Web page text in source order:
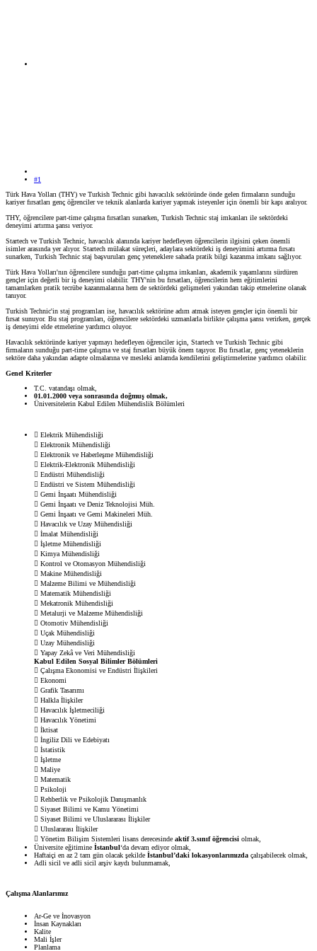
#1
Türk Hava Yolları (THY) ve Turkish Technic gibi havacılık sektöründe önde gelen firmaların sunduğu
kariyer fırsatları genç öğrenciler ve teknik alanlarda kariyer yapmak isteyenler için önemli bir kapı aralıyor.
THY, öğrencilere part-time çalışma fırsatları sunarken, Turkish Technic staj imkanları ile sektördeki
deneyimi artırma şansı veriyor.
Startech ve Turkish Technic, havacılık alanında kariyer hedefleyen öğrencilerin ilgisini çeken önemli
isimler arasında yer alıyor. Startech mülakat süreçleri, adaylara sektördeki iş deneyimini artırma fırsatı
sunarken, Turkish Technic staj başvuruları genç yeteneklere sahada pratik bilgi kazanma imkanı sağlıyor.
Türk Hava Yolları'nın öğrencilere sunduğu part-time çalışma imkanları, akademik yaşamlarını sürdüren
gençler için değerli bir iş deneyimi olabilir. THY'nin bu fırsatları, öğrencilerin hem eğitimlerini
tamamlarken pratik tecrübe kazanmalarına hem de sektördeki gelişmeleri yakından takip etmelerine olanak
tanıyor.
Turkish Technic'in staj programları ise, havacılık sektörüne adım atmak isteyen gençler için önemli bir
fırsat sunuyor. Bu staj programları, öğrencilere sektördeki uzmanlarla birlikte çalışma şansı verirken, gerçek
iş deneyimi elde etmelerine yardımcı oluyor.
Havacılık sektöründe kariyer yapmayı hedefleyen öğrenciler için, Startech ve Turkish Technic gibi
firmaların sunduğu part-time çalışma ve staj fırsatları büyük önem taşıyor. Bu fırsatlar, genç yeteneklerin
sektöre daha yakından adapte olmalarına ve mesleki anlamda kendilerini geliştirmelerine yardımcı olabilir.
Genel Kriterler
T.C. vatandaşı olmak,
01.01.2000 veya sonrasında doğmuş olmak,
Üniversitelerin Kabul Edilen Mühendislik Bölümleri
 Elektrik Mühendisliği
 Elektronik Mühendisliği
 Elektronik ve Haberleşme Mühendisliği
 Elektrik-Elektronik Mühendisliği
 Endüstri Mühendisliği
 Endüstri ve Sistem Mühendisliği
 Gemi İnşaatı Mühendisliği
 Gemi İnşaatı ve Deniz Teknolojisi Müh.
 Gemi İnşaatı ve Gemi Makineleri Müh.
 Havacılık ve Uzay Mühendisliği
 İmalat Mühendisliği
 İşletme Mühendisliği
 Kimya Mühendisliği
 Kontrol ve Otomasyon Mühendisliği
 Makine Mühendisliği
 Malzeme Bilimi ve Mühendisliği
 Matematik Mühendisliği
 Mekatronik Mühendisliği
 Metalurji ve Malzeme Mühendisliği
 Otomotiv Mühendisliği
 Uçak Mühendisliği
 Uzay Mühendisliği
 Yapay Zekâ ve Veri Mühendisliği
Kabul Edilen Sosyal Bilimler Bölümleri
 Çalışma Ekonomisi ve Endüstri İlişkileri
 Ekonomi
 Grafik Tasarımı
 Halkla İlişkiler
 Havacılık İşletmeciliği
 Havacılık Yönetimi
 İktisat
 İngiliz Dili ve Edebiyatı
 İstatistik
 İşletme
 Maliye
 Matematik
 Psikoloji
 Rehberlik ve Psikolojik Danışmanlık
 Siyaset Bilimi ve Kamu Yönetimi
 Siyaset Bilimi ve Uluslararası İlişkiler
 Uluslararası İlişkiler
 Yönetim Bilişim Sistemleri lisans derecesinde aktif 3.sınıf öğrencisi olmak,
Üniversite eğitimine İstanbul‘da devam ediyor olmak,
Haftaiçi en az 2 tam gün olacak şekilde İstanbul’daki lokasyonlarımızda çalışabilecek olmak,
Adli sicil ve adli sicil arşiv kaydı bulunmamak,
Çalışma Alanlarımız
Ar-Ge ve İnovasyon
İnsan Kaynakları
Kalite
Mali İşler
Planlama